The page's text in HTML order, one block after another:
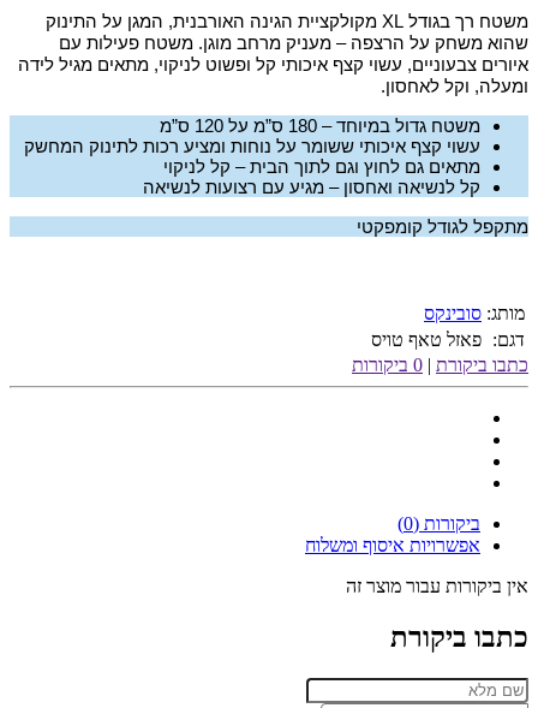
משטח רך בגודל XL מקולקציית הגינה האורבנית, המגן על התינוק
שהוא משחק על הרצפה – מעניק מרחב מוגן. משטח פעילות עם
איורים צבעוניים, עשוי קצף איכותי קל ופשוט לניקוי, מתאים מגיל לידה
ומעלה, וקל לאחסון.
משטח גדול במיוחד – 180 ס”מ על 120 ס”מ
עשוי קצף איכותי ששומר על נוחות ומציע רכות לתינוק המחשק
מתאים גם לחוץ וגם לתוך הבית – קל לניקוי
קל לנשיאה ואחסון – מגיע עם רצועות לנשיאה
מתקפל לגודל קומפקטי
מותג: סובינקס
דגם: פאזל טאף טויס
כתבו ביקורת | 0 ביקורות
ביקורות (0)
אפשרויות איסוף ומשלוח
אין ביקורות עבור מוצר זה
כתבו ביקורת